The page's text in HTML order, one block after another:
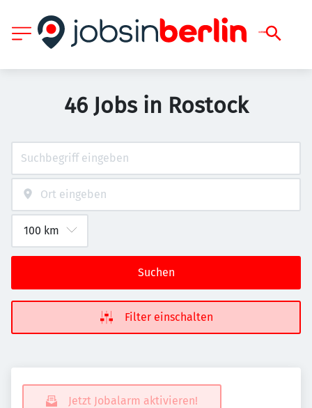
46 Jobs in Rostock
Suchen
Filter einschalten
Jetzt Jobalarm aktivieren!